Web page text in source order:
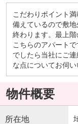
こだわりポイント
備えているので敷
終わります。最上階
こちらのアパート
でしたら当社にご
な点についてお伺い
物件概要
所在地